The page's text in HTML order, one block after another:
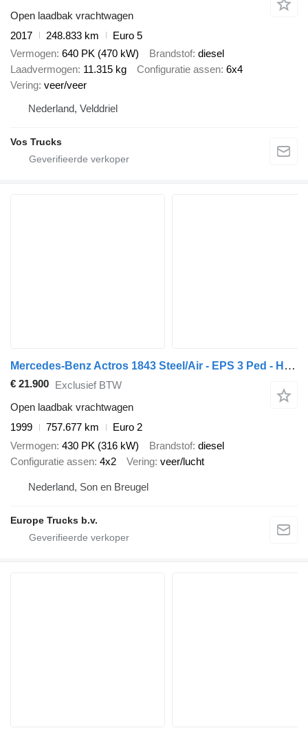
Open laadbak vrachtwagen
2017
248.833 km
Euro 5
Vermogen 640 PK (470 kW) Brandstof diesel
Laadvermogen 11.315 kg Configuratie assen 6x4
Vering veer/veer
Nederland, Velddriel
Vos Trucks
Mercedes-Benz Actros 1843 Steel/Air - EPS 3 Ped - Hiab 135 - Remote Control
€ 21.900 Exclusief BTW
Open laadbak vrachtwagen
1999
757.677 km
Euro 2
Vermogen 430 PK (316 kW) Brandstof diesel
Configuratie assen 4x2 Vering veer/lucht
Nederland, Son en Breugel
Europe Trucks b.v.